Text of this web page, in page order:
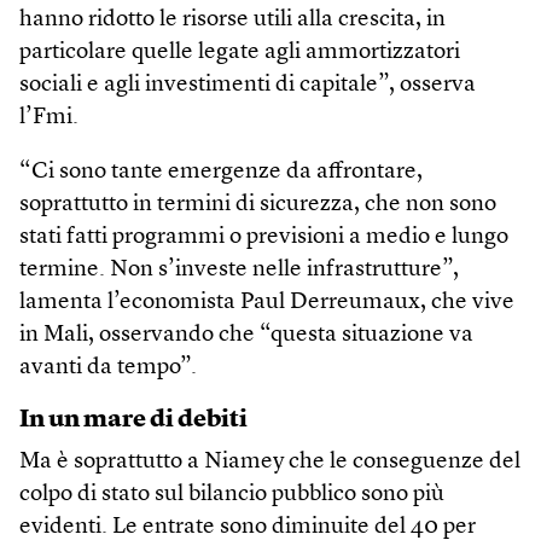
hanno ridotto le risorse utili alla crescita, in
particolare quelle legate agli ammortizzatori
sociali e agli investimenti di capitale”, osserva
l’Fmi.
“Ci sono tante emergenze da affrontare,
soprattutto in termini di sicurezza, che non sono
stati fatti programmi o previsioni a medio e lungo
termine. Non s’investe nelle infrastrutture”,
lamenta l’economista Paul Derreumaux, che vive
in Mali, osservando che “questa situazione va
avanti da tempo”.
In un mare di debiti
Ma è soprattutto a Niamey che le conseguenze del
colpo di stato sul bilancio pubblico sono più
evidenti. Le entrate sono diminuite del 40 per